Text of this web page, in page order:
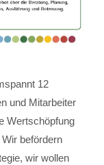
12
und Mitarbeiter
Wertschöpfung
befördern
wir wollen